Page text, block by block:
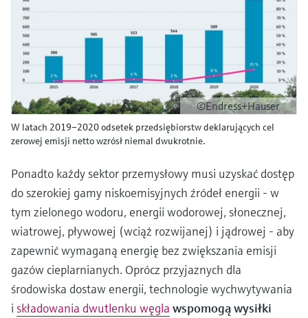
©Endress+Hauser
W latach 2019–2020 odsetek przedsiębiorstw deklarujących cel
zerowej emisji netto wzrósł niemal dwukrotnie.
Ponadto każdy sektor przemysłowy musi uzyskać dostęp
do szerokiej gamy niskoemisyjnych źródeł energii - w
tym zielonego wodoru, energii wodorowej, słonecznej,
wiatrowej, pływowej (wciąż rozwijanej) i jądrowej - aby
zapewnić wymaganą energię bez zwiększania emisji
gazów cieplarnianych. Oprócz przyjaznych dla
środowiska dostaw energii, technologie wychwytywania
i składowania dwutlenku węgla wspomogą wysiłki